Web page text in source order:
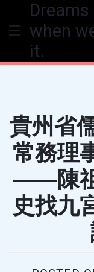
content when
it.
貴州省
常務理
——陳
史找九